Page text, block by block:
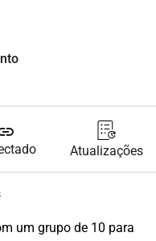
Atualizações
um grupo de 10 para